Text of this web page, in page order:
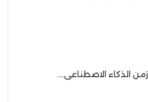
زمن الذكاء الاصطناعى….